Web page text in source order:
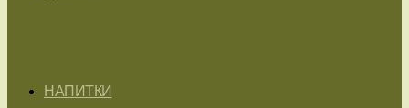
НАПИТКИ